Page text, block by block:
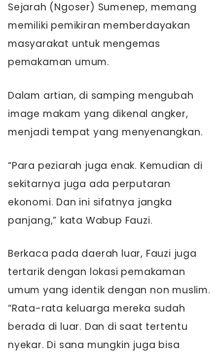
Sejarah (Ngoser) Sumenep, memang
memiliki pemikiran memberdayakan
masyarakat untuk mengemas
pemakaman umum.
Dalam artian, di samping mengubah
image makam yang dikenal angker,
menjadi tempat yang menyenangkan.
“Para peziarah juga enak. Kemudian di
sekitarnya juga ada perputaran
ekonomi. Dan ini sifatnya jangka
panjang,” kata Wabup Fauzi.
Berkaca pada daerah luar, Fauzi juga
tertarik dengan lokasi pemakaman
umum yang identik dengan non muslim.
“Rata-rata keluarga mereka sudah
berada di luar. Dan di saat tertentu
nyekar. Di sana mungkin juga bisa